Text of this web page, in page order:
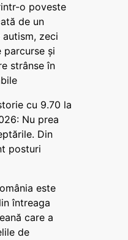
o poveste
de un
zeci
parcurse și
strânse în
cu 9.70 la
Nu prea
Din
posturi
este
întreaga
care a
de